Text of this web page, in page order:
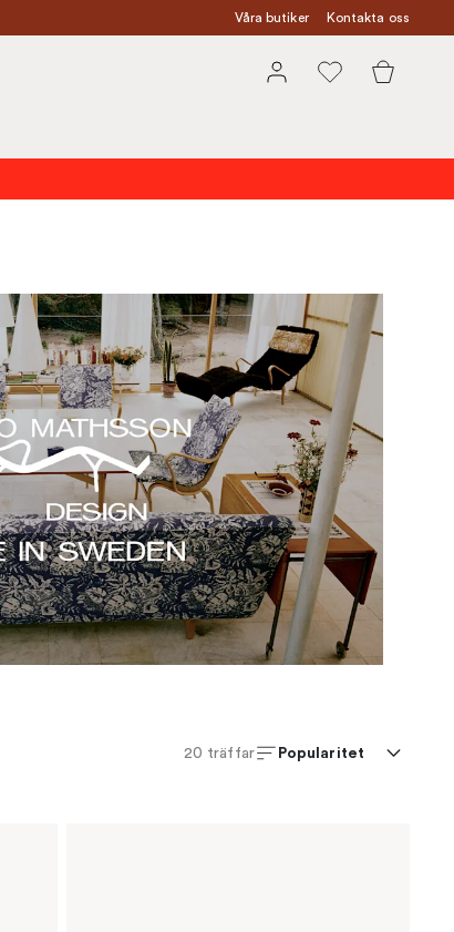
Våra butiker Kontakta oss
20 träffar Popularitet